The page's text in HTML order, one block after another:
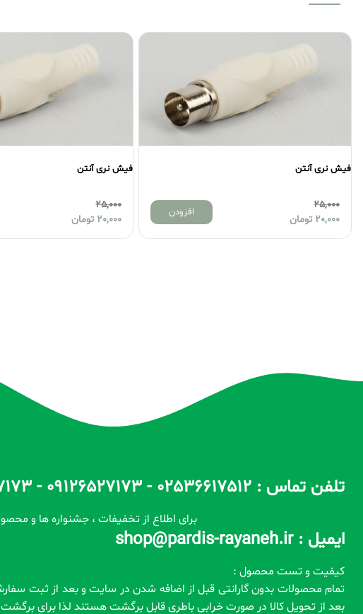
فیش نری آنتن
25,000
20,000 تومان
افزودن
فیش نری آنتن
25,000
20,000 تومان
تلفن تماس : 02536617512 - 09126527173 - 09100557173 ساعات پاسخگویی : 10 الی 14 / 17 الی 22
برای اطلاع از تخفیفات ، جشنواره ها و
ایمیل : shop@pardis-rayaneh.ir
کیفیت و تست محصول :
بعد از تحویل کالا در صورت خرابی باطری قابل برگشت هستند لذا برای